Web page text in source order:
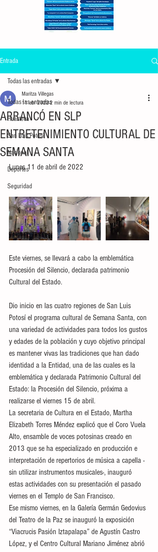
Entrada
Todas las entradas
Huasteca
San Luis Potosí
Nacional
Deportes
Seguridad
Todas las entradas
ARRANCÓ EN SLP
ENTRETENIMIENTO CULTURAL DE
SEMANA SANTA
Maritza Villegas
11 abr 20222 min de lectura
Lunes 11 de abril de 2022
Este viernes, se llevará a cabo la emblemática
Procesión del Silencio, declarada patrimonio
Cultural del Estado.
Dio inicio en las cuatro regiones de San Luis
Potosí el programa cultural de Semana Santa, con
una variedad de actividades para todos los gustos
y edades de la población y cuyo objetivo principal
es mantener vivas las tradiciones que han dado
identidad a la Entidad, una de las cuales es la
emblemática y declarada Patrimonio Cultural del
Estado: la Procesión del Silencio, próxima a
realizarse el viernes 15 de abril.
La secretaria de Cultura en el Estado, Martha
Elizabeth Torres Méndez explicó que el Coro Vuela
Alto, ensamble de voces potosinas creado en
2013 que se ha especializado en producción e
interpretación de repertorios de música a capella -
sin utilizar instrumentos musicales-, inauguró
estas actividades con su presentación el pasado
viernes en el Templo de San Francisco.
Ese mismo viernes, en la Galería Germán Gedovius
del Teatro de la Paz se inauguró la exposición
“Viacrucis Pasión Iztapalapa” de Agustín Castro
López, y el Centro Cultural Mariano Jiménez abrió